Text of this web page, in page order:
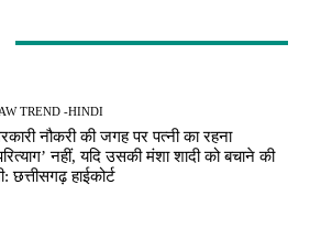
TREND -HINDI
नौकरी की जगह पर पत्नी का रहना
नहीं, यदि उसकी मंशा शादी को बचाने की
छत्तीसगढ़ हाईकोर्ट